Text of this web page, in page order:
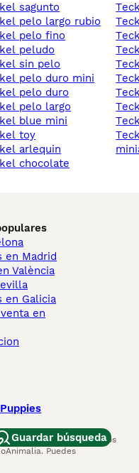
sagunto
pelo largo rubio
pelo fino
peludo
sin pelo
pelo duro mini
pelo duro
pelo largo
blue mini
toy
arlequin
chocolate
teckel miniatura
Guardar búsqueda
en Madrid
València
en Galicia
en
sitio web y otros servicios
Puedes